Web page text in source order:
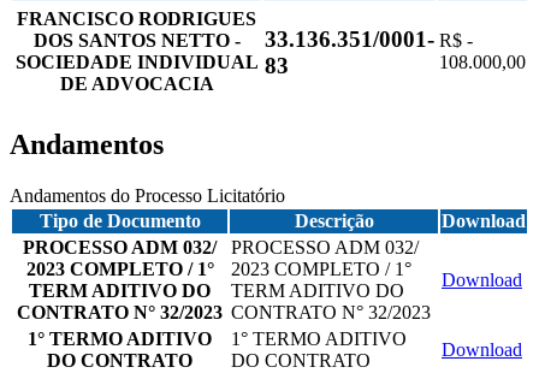
FRANCISCO RODRIGUES
DOS SANTOS NETTO -
SOCIEDADE INDIVIDUAL
DE ADVOCACIA
33.136.351/0001-
83
R$ -
108.000,00
Andamentos
Andamentos do Processo Licitatório
Tipo de Documento
Descrição
Download
PROCESSO ADM 032/
2023 COMPLETO / 1°
TERM ADITIVO DO
CONTRATO N° 32/2023
PROCESSO ADM 032/
2023 COMPLETO / 1°
TERM ADITIVO DO
CONTRATO N° 32/2023
Download
1° TERMO ADITIVO
DO CONTRATO
1° TERMO ADITIVO
DO CONTRATO
Download